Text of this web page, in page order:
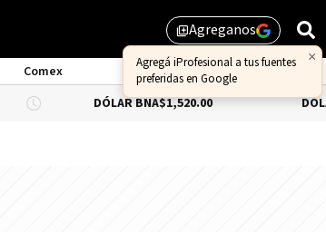
library_addAgreganos
×
Agregá iProfesional a tus fuentes
preferidas en Google
Comex
DÓLAR BNA$1,520.00 DÓLAR BLUE-